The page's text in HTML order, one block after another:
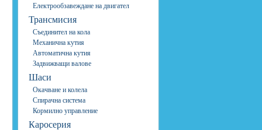
Електрообзавеждане на двигател
Трансмисия
Съединител на кола
Механична кутия
Автоматична кутия
Задвижващи валове
Шаси
Окачване и колела
Спирачна система
Кормилно управление
Каросерия